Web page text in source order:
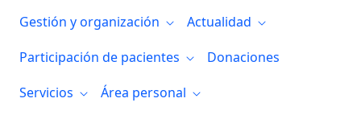
Gestión y organización
Actualidad
Participación de pacientes
Donaciones
Servicios
Área personal